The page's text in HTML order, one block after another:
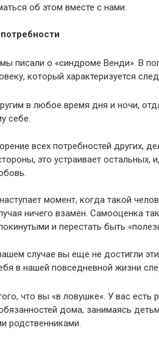
об этом вместе с нами.
писали о «синдроме Венди». В
который характеризуется
в любое время дня и ночи,
себе.
всех потребностей других,
это устраивает остальных,
момент, когда такой
ничего взамен. Самооценка
и перестать быть
случае вы еще не достигли
в нашей повседневной жизни
что вы «в ловушке«. У вас есть
дома, занимаясь
родственниками.